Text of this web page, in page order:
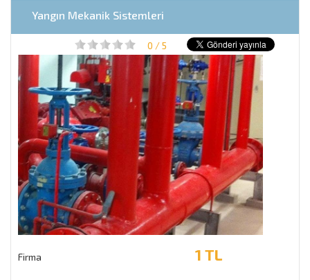
Yangın Mekanik Sistemleri
0 / 5
1 TL
Firma